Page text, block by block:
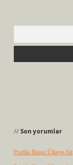
Son yorumlar
Profilo Hangi Ülkeye Ait